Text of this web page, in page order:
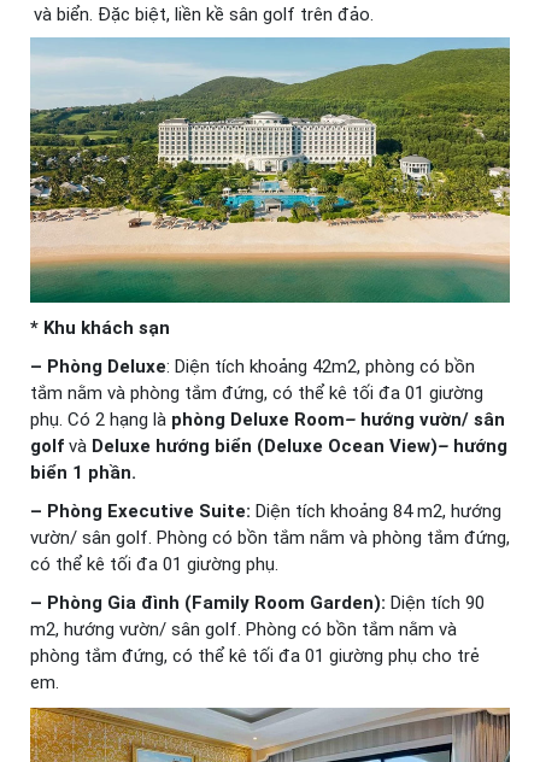
và biển. Đặc biệt, liền kề sân golf trên đảo.
* Khu khách sạn
– Phòng Deluxe: Diện tích khoảng 42m2, phòng có bồn
tắm nằm và phòng tắm đứng, có thể kê tối đa 01 giường
phụ. Có 2 hạng là phòng Deluxe Room– hướng vườn/ sân
golf và Deluxe hướng biển (Deluxe Ocean View)– hướng
biển 1 phần.
– Phòng Executive Suite: Diện tích khoảng 84 m2, hướng
vườn/ sân golf. Phòng có bồn tắm nằm và phòng tắm đứng,
có thể kê tối đa 01 giường phụ.
– Phòng Gia đình (Family Room Garden): Diện tích 90
m2, hướng vườn/ sân golf. Phòng có bồn tắm nằm và
phòng tắm đứng, có thể kê tối đa 01 giường phụ cho trẻ
em.